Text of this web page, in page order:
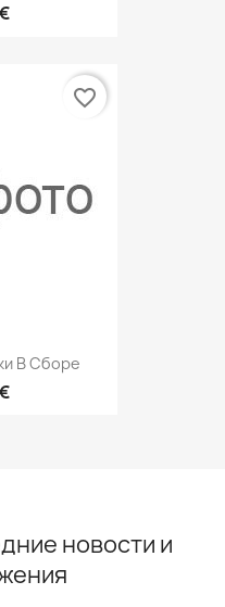
В Сборе
favorite_border
новости и